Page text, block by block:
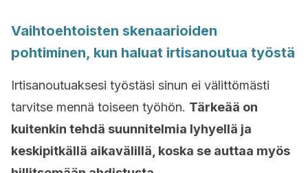
Vaihtoehtoisten skenaarioiden
pohtiminen, kun haluat irtisanoutua työstä
Irtisanoutuaksesi työstäsi sinun ei välittömästi
tarvitse mennä toiseen työhön. Tärkeää on
kuitenkin tehdä suunnitelmia lyhyellä ja
keskipitkällä aikavälillä, koska se auttaa myös